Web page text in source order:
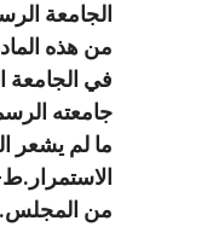
الجامعة
من هذه
في الجامعة
جامعته
ما لم يشعر
من المجلس.